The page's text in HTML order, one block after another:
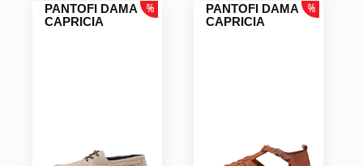
PANTOFI DAMA
CAPRICIA
PANTOFI DAMA
CAPRICIA